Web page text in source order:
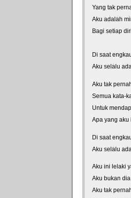
Yang tak
Aku adalah
Bagi setiap
Di saat
Aku selalu
Aku tak
Semua kata-
Untuk
Apa yang aku
Di saat
Aku selalu
Aku ini lelaki
Aku bukan
Aku tak